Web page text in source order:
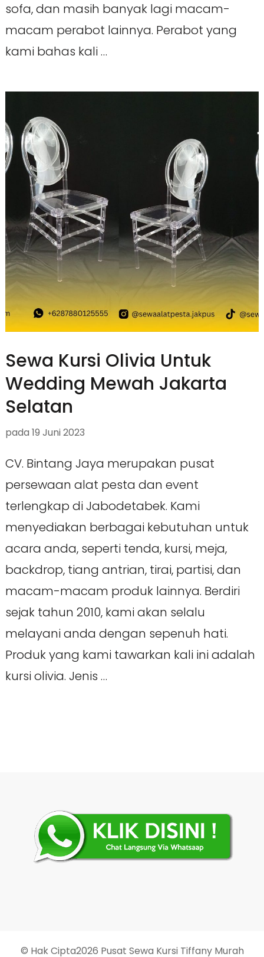
sofa, dan masih banyak lagi macam-
macam perabot lainnya. Perabot yang
kami bahas kali …
Sewa Kursi Olivia Untuk
Wedding Mewah Jakarta
Selatan
pada 19 Juni 2023
CV. Bintang Jaya merupakan pusat
persewaan alat pesta dan event
terlengkap di Jabodetabek. Kami
menyediakan berbagai kebutuhan untuk
acara anda, seperti tenda, kursi, meja,
backdrop, tiang antrian, tirai, partisi, dan
macam-macam produk lainnya. Berdiri
sejak tahun 2010, kami akan selalu
melayani anda dengan sepenuh hati.
Produk yang kami tawarkan kali ini adalah
kursi olivia. Jenis …
© Hak Cipta2026 Pusat Sewa Kursi Tiffany Murah